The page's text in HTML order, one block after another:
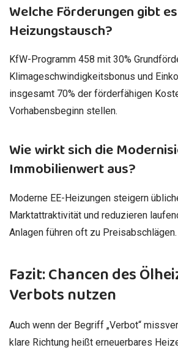
Welche Förderungen gibt
Heizungstausch?
KfW-Programm 458 mit 30%
Klimageschwindigkeitsbonus und
insgesamt 70% der förderfähigen
Vorhabensbeginn stellen.
Wie wirkt sich die
Immobilienwert aus?
Moderne EE-Heizungen steigern
Marktattraktivität und reduzieren
Anlagen führen oft zu Preisabschlägen.
Fazit: Chancen des
Verbots nutzen
Auch wenn der Begriff „Verbot“
klare Richtung heißt erneuerbares